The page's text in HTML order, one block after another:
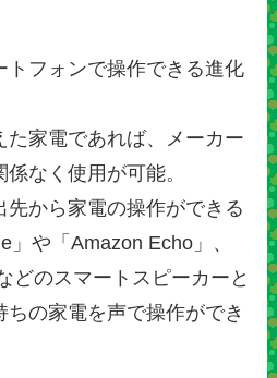
トフォンで操作できる進化
た家電であれば、メーカー
なく使用が可能。
先から家電の操作ができる
や「Amazon Echo」、
どのスマートスピーカーと
の家電を声で操作ができ